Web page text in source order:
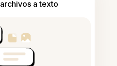
a texto